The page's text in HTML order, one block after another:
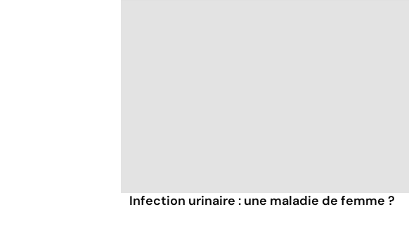
Infection urinaire : une maladie de femme ?